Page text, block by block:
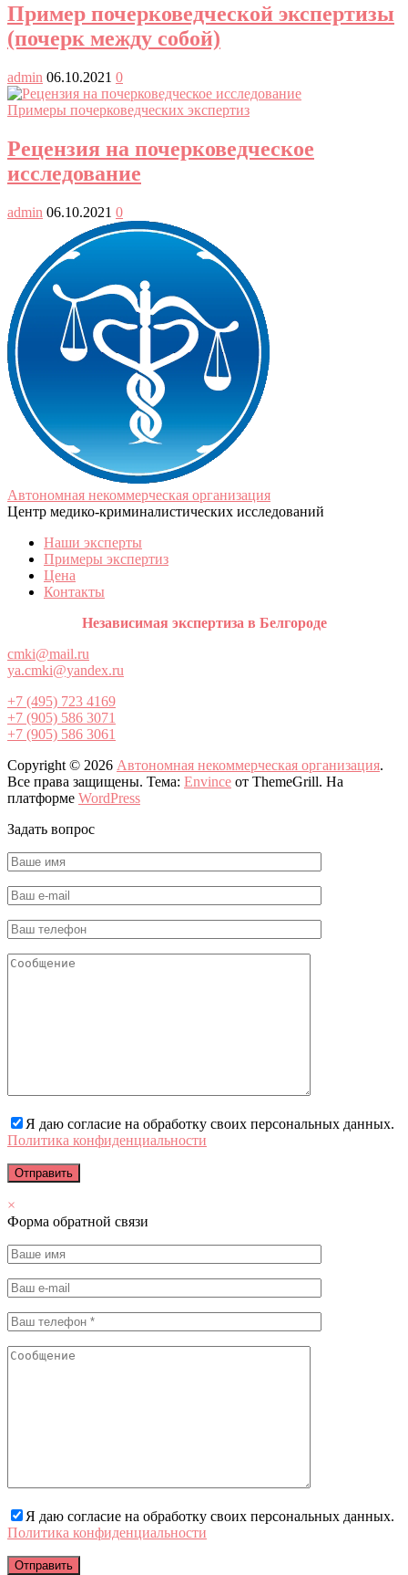
Пример почерковедческой экспертизы
(почерк между собой)
admin 06.10.2021 0
Примеры почерковедческих экспертиз
Рецензия на почерковедческое
исследование
admin 06.10.2021 0
Автономная некоммерческая организация
Центр медико-криминалистических исследований
Наши эксперты
Примеры экспертиз
Цена
Контакты
Независимая экспертиза в Белгороде
cmki@mail.ru
ya.cmki@yandex.ru
+7 (495) 723 4169
+7 (905) 586 3071
+7 (905) 586 3061
Copyright © 2026 Автономная некоммерческая организация.
Все права защищены. Тема: Envince от ThemeGrill. На
платформе WordPress
Задать вопрос
Я даю согласие на обработку своих персональных данных.
Политика конфиденциальности
×
Форма обратной связи
Я даю согласие на обработку своих персональных данных.
Политика конфиденциальности